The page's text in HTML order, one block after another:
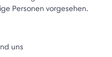
Personen vorgesehen.
uns